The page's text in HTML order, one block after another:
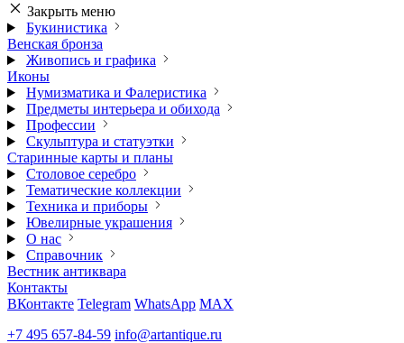
Закрыть меню
Букинистика
Венская бронза
Живопись и графика
Иконы
Нумизматика и Фалеристика
Предметы интерьера и обихода
Профессии
Скульптура и статуэтки
Старинные карты и планы
Столовое серебро
Тематические коллекции
Техника и приборы
Ювелирные украшения
О нас
Справочник
Вестник антиквара
Контакты
ВКонтакте Telegram WhatsApp MAX
+7 495 657-84-59 info@artantique.ru